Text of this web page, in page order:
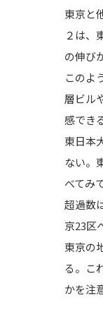
東京と
２は、
の伸び
このよ
層ビル
感でき
東日本
ない。
べてみ
超過数
京23区
東京の
る。こ
かを注